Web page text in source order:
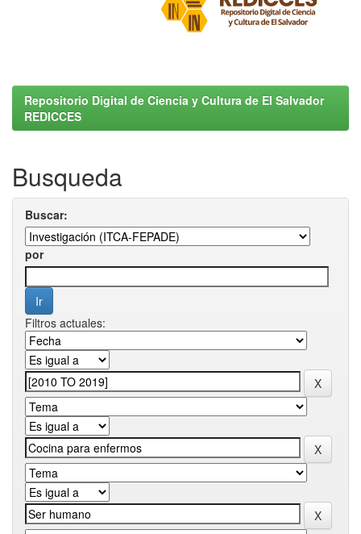
Repositorio Digital de Ciencia y Cultura de El Salvador
REDICCES
Busqueda
Buscar:
por
Filtros actuales: